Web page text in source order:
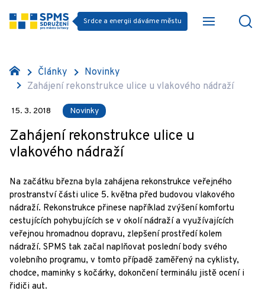
Srdce a energii dáváme městu
Články
Novinky
Zahájení rekonstrukce ulice u vlakového nádraží
15. 3. 2018 Novinky
Zahájení rekonstrukce ulice u
vlakového nádraží
Na začátku března byla zahájena rekonstrukce veřejného
prostranství části ulice 5. května před budovou vlakového
nádraží. Rekonstrukce přinese například zvýšení komfortu
cestujících pohybujících se v okolí nádraží a využívajících
veřejnou hromadnou dopravu, zlepšení prostředí kolem
nádraží. SPMS tak začal naplňovat poslední body svého
volebního programu, v tomto případě zaměřený na cyklisty,
chodce, maminky s kočárky, dokončení terminálu jistě ocení i
řidiči aut.